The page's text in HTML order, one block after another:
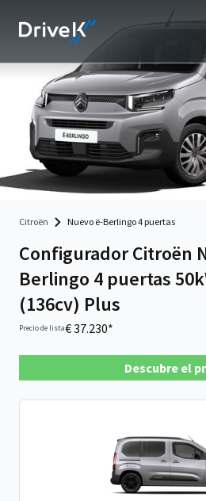
Citroën Nuevo ë-Berlingo 4 puertas
Configurador Citroën
Berlingo 4 puertas
(136cv) Plus
Precio de lista€ 37.230*
Descubre el